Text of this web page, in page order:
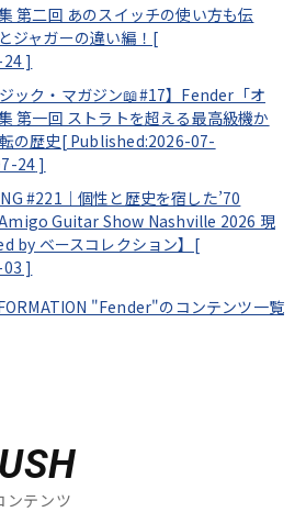
第二回 あのスイッチの使い方も伝
ジャガーの違い編！[
]
ック・マガジン📖#17】Fender「オ
第一回 ストラトを超える最高級機か
の歴史[ Published:2026-07-
24 ]
#221｜個性と歴史を宿した’70
Guitar Show Nashville 2026 現
by ベースコレクション】[
]
"Fender"のコンテンツ一覧
ンテンツ